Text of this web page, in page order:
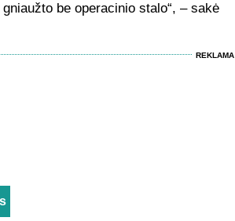
be operacinio stalo“, – sakė
REKLAMA